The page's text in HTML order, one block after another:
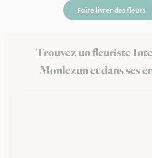
Faire livrer des fleurs
Trouvez un fleuriste
Monlezun et dans ses